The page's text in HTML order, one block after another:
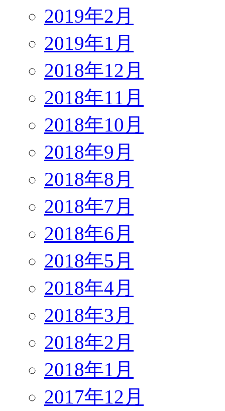
2019年2月
2019年1月
2018年12月
2018年11月
2018年10月
2018年9月
2018年8月
2018年7月
2018年6月
2018年5月
2018年4月
2018年3月
2018年2月
2018年1月
2017年12月